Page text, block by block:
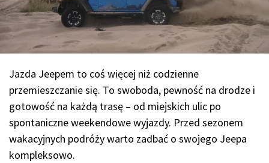
Jazda Jeepem to coś więcej niż codzienne
przemieszczanie się. To swoboda, pewność na drodze i
gotowość na każdą trasę – od miejskich ulic po
spontaniczne weekendowe wyjazdy. Przed sezonem
wakacyjnych podróży warto zadbać o swojego Jeepa
kompleksowo.